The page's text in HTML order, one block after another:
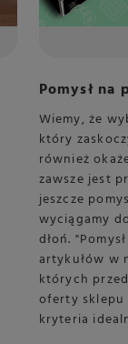
Pomysł
Wiemy, że
który
również
zawsze jest
jeszcze
wyciągamy
dłoń.
artykułów w
których
oferty sklepu
kryteria